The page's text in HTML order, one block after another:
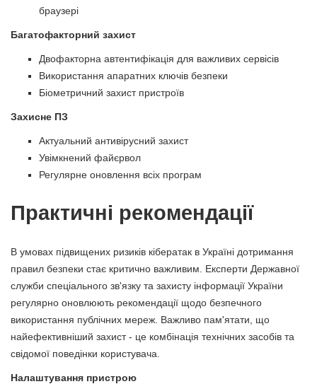
браузері
Багатофакторний захист
Двофакторна автентифікація для важливих сервісів
Використання апаратних ключів безпеки
Біометричний захист пристроїв
Захисне ПЗ
Актуальний антивірусний захист
Увімкнений файєрвол
Регулярне оновлення всіх програм
Практичні рекомендації
В умовах підвищених ризиків кібератак в Україні дотримання
правил безпеки стає критично важливим. Експерти Державної
служби спеціального зв'язку та захисту інформації України
регулярно оновлюють рекомендації щодо безпечного
використання публічних мереж. Важливо пам'ятати, що
найефективніший захист - це комбінація технічних засобів та
свідомої поведінки користувача.
Налаштування пристрою